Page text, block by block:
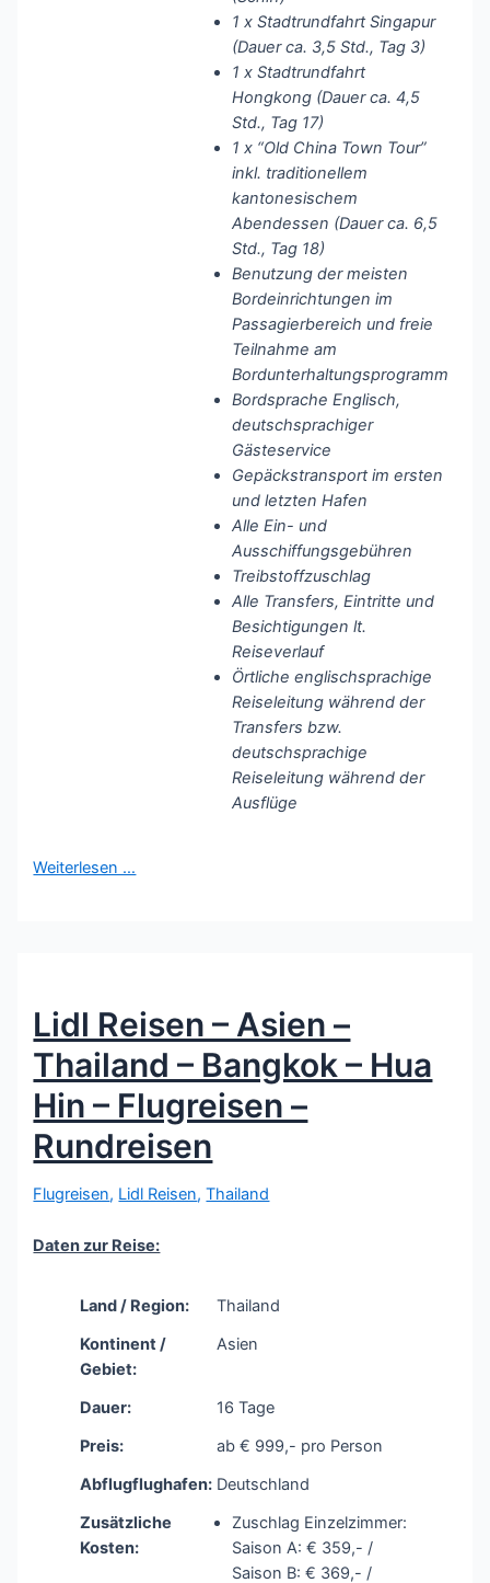
1 x Stadtrundfahrt Singapur
(Dauer ca. 3,5 Std., Tag 3)
1 x Stadtrundfahrt
Hongkong (Dauer ca. 4,5
Std., Tag 17)
1 x “Old China Town Tour”
inkl. traditionellem
kantonesischem
Abendessen (Dauer ca. 6,5
Std., Tag 18)
Benutzung der meisten
Bordeinrichtungen im
Passagierbereich und freie
Teilnahme am
Bordunterhaltungsprogramm
Bordsprache Englisch,
deutschsprachiger
Gästeservice
Gepäckstransport im ersten
und letzten Hafen
Alle Ein- und
Ausschiffungsgebühren
Treibstoffzuschlag
Alle Transfers, Eintritte und
Besichtigungen lt.
Reiseverlauf
Örtliche englischsprachige
Reiseleitung während der
Transfers bzw.
deutschsprachige
Reiseleitung während der
Ausflüge
Weiterlesen …
Lidl Reisen – Asien –
Thailand – Bangkok – Hua
Hin – Flugreisen –
Rundreisen
Flugreisen, Lidl Reisen,Thailand
Daten zur Reise:
Land / Region:
Thailand
Kontinent /
Gebiet:
Asien
Dauer:
16 Tage
Preis:
ab € 999,- pro Person
Abflugflughafen: Deutschland
Zusätzliche
Kosten:
Zuschlag Einzelzimmer:
Saison A: € 359,- /
Saison B: € 369,- /